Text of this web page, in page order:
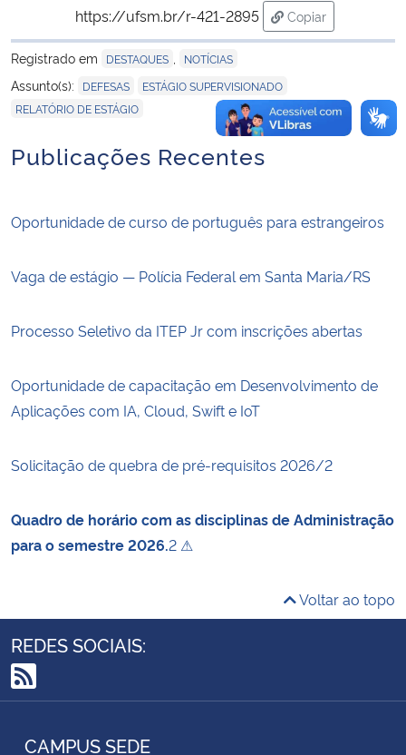
https://ufsm.br/r-421-2895
Copiar
para área de
Registrado em
DESTAQUES NOTÍCIAS
Assunto(s): DEFESAS ESTÁGIO SUPERVISIONADO
RELATÓRIO DE ESTÁGIO
Publicações Recentes
Oportunidade de curso de português para estrangeiros
Vaga de estágio — Polícia Federal em Santa Maria/RS
Processo Seletivo da ITEP Jr com inscrições abertas
Oportunidade de capacitação em Desenvolvimento de
Aplicações com IA, Cloud, Swift e IoT
Solicitação de quebra de pré-requisitos 2026/2
Quadro de horário com as disciplinas de Administração
para o semestre 2026.2 ⚠
Voltar ao topo
REDES SOCIAIS:
RSS
CAMPUS SEDE